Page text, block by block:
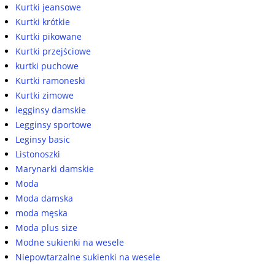
Kurtki jeansowe
Kurtki krótkie
Kurtki pikowane
Kurtki przejściowe
kurtki puchowe
Kurtki ramoneski
Kurtki zimowe
legginsy damskie
Legginsy sportowe
Leginsy basic
Listonoszki
Marynarki damskie
Moda
Moda damska
moda męska
Moda plus size
Modne sukienki na wesele
Niepowtarzalne sukienki na wesele